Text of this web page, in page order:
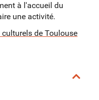
à l'accueil du
une activité.
de Toulouse